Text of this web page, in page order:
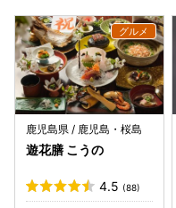
鹿児島県 / 鹿児島・桜島
遊花膳 こうの
4.5 (88)